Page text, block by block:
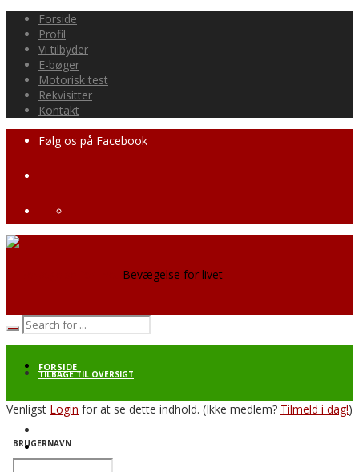
Forside
Profil
Vi tilbyder
E-bøger
Motorisk test
Rekvisitter
Kontakt
Følg os på Facebook
Bevægelse for livet
FORSIDE
PROFIL
TILBAGE TIL OVERSIGT
Venligst Login for at se dette indhold. (Ikke medlem? Tilmeld i dag!)
BRUGERNAVN